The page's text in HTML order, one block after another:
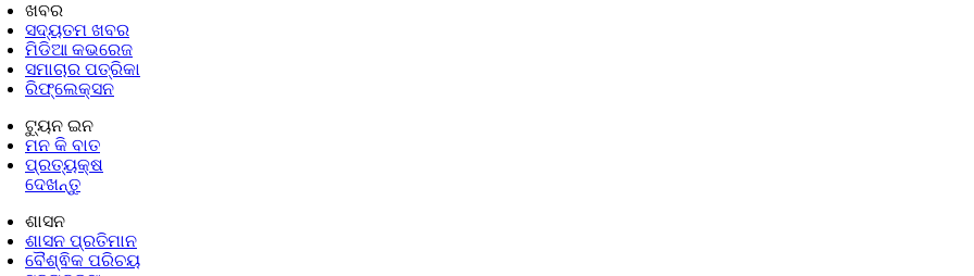
ଖବର
ସଦ୍ୟତମ ଖବର
ମିଡିଆ କଭରେଜ
ସମାଚାର ପତ୍ରିକା
ରିଫ୍ଲେକ୍ସନ
ଟ୍ୟୁନ ଇନ
ମନ କି ବାତ
ପ୍ରତ୍ୟକ୍ଷ
ଦେଖନ୍ତୁ
ଶାସନ
ଶାସନ ପ୍ରତିମାନ
ବୈଶ୍ଵିକ ପରିଚୟ